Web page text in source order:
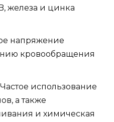
железа и цинка
напряжение
кровообращения
Частое использование
а также
и химическая